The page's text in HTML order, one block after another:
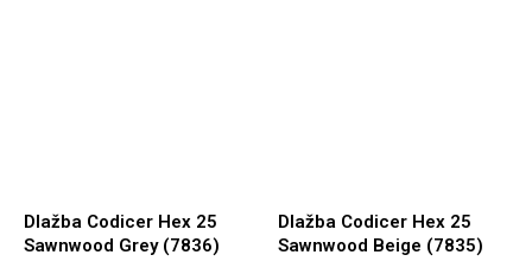
Dlažba Codicer Hex 25
Sawnwood Grey (7836)
Dlažba Codicer Hex 25
Sawnwood Beige (7835)